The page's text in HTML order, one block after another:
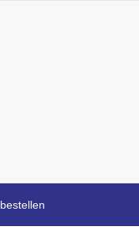
bestellen